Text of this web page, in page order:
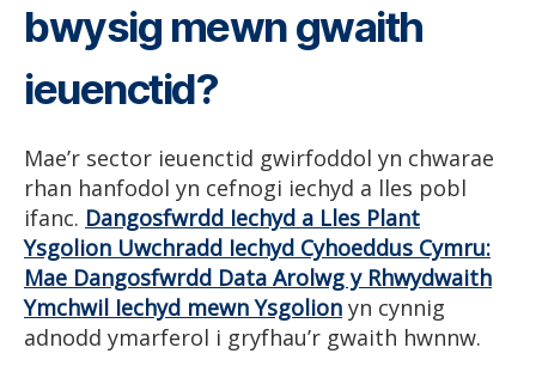
bwysig mewn gwaith
ieuenctid?
Mae’r sector ieuenctid gwirfoddol yn chwarae
rhan hanfodol yn cefnogi iechyd a lles pobl
ifanc. Dangosfwrdd Iechyd a Lles Plant
Ysgolion Uwchradd Iechyd Cyhoeddus Cymru:
Mae Dangosfwrdd Data Arolwg y Rhwydwaith
Ymchwil Iechyd mewn Ysgolion yn cynnig
adnodd ymarferol i gryfhau’r gwaith hwnnw.